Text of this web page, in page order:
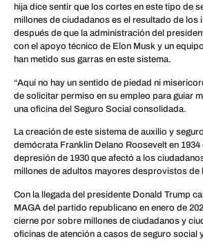
hija dice sentir que los cortes en este tipo de
millones de ciudadanos es el resultado de
después de que la administración del
con el apoyo técnico de Elon Musk y un
han metido sus garras en este sistema.
“Aquí no hay un sentido de piedad ni
de solicitar permiso en su empleo para guiar
una oficina del Seguro Social consolidada.
La creación de este sistema de auxilio y
demócrata Franklin Delano Roosevelt en 1934
depresión de 1930 que afectó a los
millones de adultos mayores desprovistos de
Con la llegada del presidente Donald Trump
MAGA del partido republicano en enero de
cierne por sobre millones de ciudadanos y
oficinas de atención a casos de seguro social